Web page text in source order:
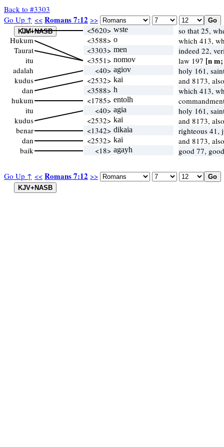
Back to #3303
Go Up ↑ << Romans 7:12 >>
Go Up ↑ << Romans 7:12 >>
Jadi
Hukum
Taurat
itu
adalah
kudus
dan
hukum
itu
kudus
benar
dan
baik
<5620> wste
so that 25,
<3588> o
which 413,
<3303> men
indeed 22,
<3551> nomov law 197 [n
<40> agiov
holy 161,
<2532> kai
and 8173,
<3588> h
which 413,
<1785> entolh
<40> agia
holy 161,
<2532> kai
and 8173,
<1342> dikaia
righteous 41,
<2532> kai
and 8173,
<18> agayh good 77,